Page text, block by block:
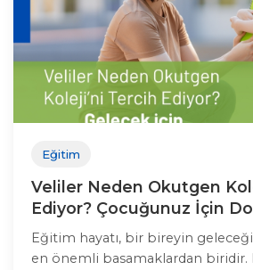
Eğitim
Veliler Neden Okutgen
Ediyor? Çocuğunuz İçin
Burada!
Eğitim hayatı, bir bireyin
en önemli basamaklardan biridir.